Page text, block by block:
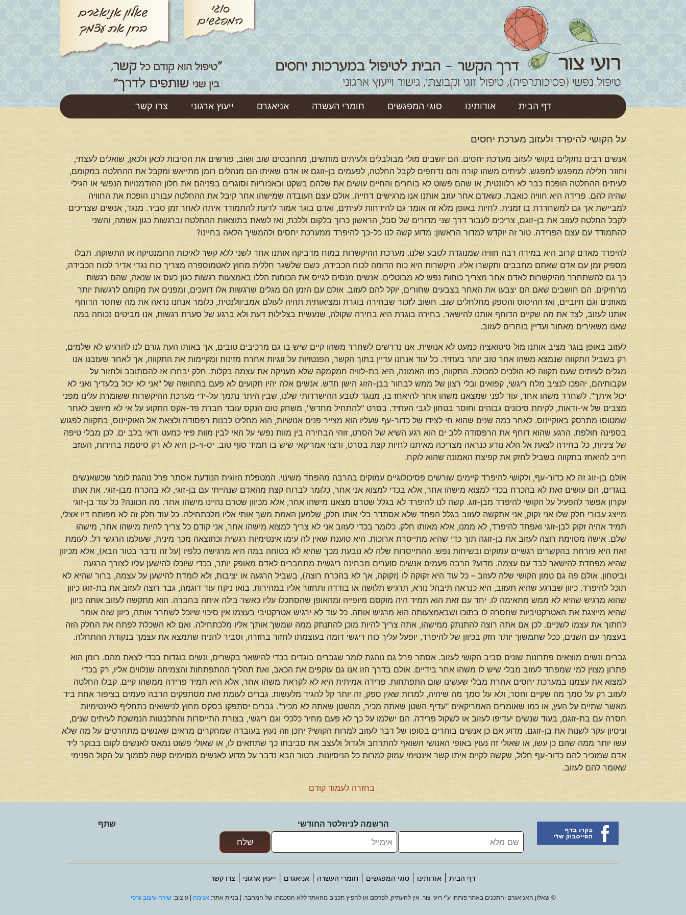
דף הבית אודותינו סוגי המפגשים חומרי העשרה אניאגרם ייעוץ ארגוני צרו קשר
על הקושי להיפרד ולעזוב מערכת יחסים
אנשים רבים נתקלים בקושי לעזוב מערכת יחסים. הם יושבים מולי מבולבלים ולעיתים מותשים, מתחבטים שוב ושוב, פורשים את הסיבות לכאן ולכאן, שואלים לעצתי,
וחוזר חלילה ממפגש למפגש. לעיתים משהו קורה והם נדחפים לקבל החלטה, לפעמים בן-זוגם או אדם שאיתו הם מנהלים רומן מתייאש ומקבל את ההחלטה במקומם,
לעיתים ההחלטה הופכת כבר לא רלוונטית, או שהם פשוט לא בוחרים והחיים עושים את שלהם בשקט ובאכזריות וסוגרים בפניהם את חלון ההזדמנויות הנפשי או הגילי
שהיה להם. פרידה היא חוויה כואבת. כשאדם אחר עוזב אותנו אנו מרגישים דחייה. אולם עצם העובדה שמישהו אחר קיבל את ההחלטה עבורנו הופכת את החוויה
למביישת אך גם למשחררת בו זמנית. לחיות באופן מלא זה אומר גם להידחות לעיתים, ואדם בוגר אמור לדעת להתמודד איתה לאחר זמן סביר. מנגד, אנשים שצריכים
לקבל החלטה לעזוב את בן-זוגם, צריכים לעבור דרך שני מדורים של סבל, הראשון כרוך בלקום וללכת, ואז לשאת בתוצאות ההחלטה וברגשות כגון אשמה, והשני
להתמודד עם עצם הפרידה. טור זה יוקדש למדור הראשון: מדוע קשה לנו כל-כך להיפרד ממערכת יחסים ולהמשיך הלאה בחיינו?
להיפרד מאדם קרוב היא במידה רבה חוויה שמנוגדת לטבע שלנו. מערכת ההיקשרות במוח מדביקה אותנו אחד לשני ללא קשר לאיכות הרומנטיקה או התשוקה. תבלו
מספיק זמן עם אדם שאתם מחבבים ותקשרו אליו. היקשרות היא כוח הדומה לכוח הכבידה, כשם שלשגר חללית מחוץ לאטמוספרה מצריך כוח נגדי אדיר לכוח הכבידה,
כך גם להשתחרר מהיקשרות לאדם אחר מצריך כוחות נפש לא מבוטלים. אנשים מנסים לגייס את הכוחות הללו באמצעות רגשות כגון כעס או שנאה, שהם רגשות
מרחיקים. הם חושבים שאם הם יצבעו את האחר בצבעים שחורים, יוקל להם לעזוב. אולם עם הזמן הם מגלים שרגשות אלו דועכים, ומפנים את מקומם לרגשות יותר
מאוזנים וגם חיוביים, ואז ההיסוס והספק מחלחלים שוב. חשוב לזכור שבחירה בוגרת ומציאותית תהיה לעולם אמביוולנטית, כלומר אנחנו נראה את מה שחסר הדוחף
אותנו לעזוב, לצד את מה שקיים הדוחף אותנו להישאר. בחירה בוגרת היא בחירה שקולה, שנעשית בצלילות דעת ולא ברגע של סערת רגשות, אנו מביטים נכוחה במה
שאנו משאירים מאחור ועדיין בוחרים לעזוב.
לעזוב באופן בוגר מציב אותנו מול סיטואציה כמעט לא אנושית. אנו נדרשים לשחרר משהו קיים שיש בו גם מרכיבים טובים, אך באותו העת גורם לנו להרגיש לא שלמים,
רק בשביל התקווה שנמצא משהו אחר טוב יותר בעתיד. כל עוד אנחנו עדיין בתוך הקשר, הפנטזיות על זוגיות אחרת מזינות ומקיימות את התקווה, אך לאחר שעזבנו אנו
מגלים לעיתים שעם תקווה לא הולכים למכולת. התקווה, כמו האמונה, היא בת-לוויה חמקמקה שלא מעניקה את עצמה בקלות. חלק יבחרו אז להסתובב ולחזור על
עקבותיהם, יהפכו לנציב מלח ריגשי, קפואים ובלי רצון של ממש לבחור בבן-הזוג הישן חדש. אנשים אלה יהיו תקועים לא פעם בתחושה של "אני לא יכול בלעדיך ואני לא
יכול איתך". לשחרר משהו אחד, עוד לפני שמצאנו משהו אחר להיאחז בו, מנוגד לטבע ההישרדותי שלנו, שבין היתר נתמך על-ידי מערכת ההיקשרות ששומרת עלינו מפני
מצבים של אי-ודאות, לקיחת סיכונים גבוהים וחוסר בטחון לגבי העתיד. בסרט "להתחיל מחדש", משחק טום הנקס עובד חברת פד-אקס התקוע על אי לא מיושב לאחר
שמטוסו מתרסק באוקיינוס. לאחר כמה שנים שהוא חי לצידו של כדור-עף שעליו הוא מצייר פנים אנושיות, הוא מחליט לבנות רפסודה ולצאת אל האוקיינוס, בתקווה לפגוש
בספינה חולפת. הרגע שהוא דוחף את הרפסודה ללב ים הוא רגע השיא של הסרט, זוהי הבחירה בין מוות נפשי על האי לבין מוות פיזי כמעט ודאי בלב ים. לכן מבלי טיפה
של ציניות, כל בחירה לצאת אל הלא נודע כנראה מצריכה מאיתנו לחיות קצת בסרט, ורצוי אמריקאי שיש בו תמיד סוף טוב. יס-וי-כן היא לא רק סיסמת בחירות, העוזב
חייב להיאחז בתקווה בשביל לחזק את קפיצת האמונה שהוא לוקח.
אולם בן-זוג זה לא כדור-עף, ולקושי להיפרד קיימים שורשים פסיכולוגיים עמוקים בהרבה מהפחד משינוי. המטפלת הזוגית הנודעת אסתר פרל נוהגת לומר שכשאנשים
בוגדים, הם עושים זאת לא בהכרח בכדי למצוא מישהו אחר, אלא בכדי למצוא אני אחר, כלומר לברוח קצת מהאדם שנהייתי עם בן-זוגי, לא בהכרח מבן-זוגי. את אותו
עקרון אפשר להפעיל על הקושי להיפרד מבן-זוג. קשה לנו להיפרד לא בגלל שטרם מצאנו מישהו אחר, אלא מכיוון שטרם נהיינו מישהו אחר. מה הכוונה? כל עוד בן-זוגי
מייצג עבורי חלק שלו אני זקוק, אני אתקשה לעזוב בגלל הפחד שלא אסתדר בלי אותו חלק, שלמען האמת משך אותי אליו מלכתחילה. כל עוד חלק זה לא מפותח דיו אצלי,
תמיד אהיה זקוק לבן-זוגי ואפחד להיפרד, לא ממנו, אלא מאותו חלק. כלומר בכדי לעזוב אני לא צריך למצוא מישהו אחר, אני קודם כל צריך להיות מישהו אחר, מישהו
שלם. אישה מסוימת רוצה לעזוב את בן-זוגה תוך כדי שהיא מתייסרת ארוכות. היא טוענת שאין לה עימו אינטימיות רגשית וכתוצאה מכך מינית, שעולמו הרגשי דל. לעומת
זאת היא פורחת בהקשרים רגשיים עמוקים ובשיחות נפש. ההתייסרות שלה לא נובעת מכך שהיא לא בטוחה במה היא מרגישה כלפיו (על זה נדבר בטור הבא), אלא מכיוון
שהיא מפחדת להישאר לבד עם עצמה. מדוע? הרבה פעמים אנשים סוערים מבחינה ריגשית מתחברים לאדם מאופק יותר, בכדי שיוכלו להישען עליו לצורך הרגעה
וביטחון. אולם פה גם טמון הקושי שלה לעזוב – כל עוד היא זקוקה לו (זקוקה, אך לא בהכרח רוצה), בשביל הרגעה או יציבות, ולא לומדת להישען על עצמה, ברור שהיא לא
תוכל להיפרד. כיוון שברגע שהיא תעזוב, היא כנראה תיבהל נורא, תרגיש תלושה או בודדה ותחזור אליו במהירות. בואו ניקח עוד דוגמה, גבר רוצה לעזוב את בת-זוגו כיוון
שהוא מרגיש שהיא לא ממש מתאימה לו. יחד עם זאת הוא תמיד היה מוקסם מיופייה ומהאופן שהסתכלו עליו כאשר בילה איתה בחברה. הוא מתקשה לעזוב אותה כיוון
שהיא מייצגת את האטרקטיביות שחסרה לו בתוכו ושבאמצעותה הוא מרגיש אותה. כל עוד לא ירגיש אטרקטיבי בעצמו אין סיכוי שיוכל לשחרר אותה, כיוון שזה אומר
לחתוך את עצמו לשניים. לכן אם אתה רוצה להתנתק ממישהו, אתה צריך להיות מוכן להתנתק ממה שמשך אותך אליו מלכתחילה. ואם לא השכלת לפתח את החלק הזה
בעצמך עם השנים, ככל שתמשוך יותר חזק בכיוון של להיפרד, יופעל עליך כוח ריגשי דומה בעוצמתו לחזור בחזרה, וסביר להניח שתמצא את עצמך בנקודת ההתחלה.
גברים ונשים מוצאים פתרונות שונים סביב הקושי לעזוב. אסתר פרל גם נוהגת לומר שגברים בוגדים בכדי להישאר בקשרים, ונשים בוגדות בכדי לצאת מהם. רומן הוא
פתרון מצוין למי שמפחד לעזוב מבלי שיש לו משהו אחר בידיים. אולם בדרך הזו אנו גם עוקפים את הכאב, ואת תהליך ההתפתחות והצמיחה שנלווים אליו, רק בכדי
למצוא את עצמנו במערכת יחסים אחרת מבלי שעשינו שום התפתחות. פרידה אמיתית היא לא לקראת משהו אחר, אלא היא תמיד פרידה ממשהו קיים. קבלו החלטה
לעזוב רק על סמך מה שקיים וחסר, ולא על סמך מה שיהיה, למרות שאין ספק, זה יותר קל להגיד מלעשות. גברים לעומת זאת מסתפקים הרבה פעמים בציפור אחת ביד
מאשר שתיים על העץ, או כמו שאומרים האמריקאים "עדיף השטן שאתה מכיר, מהשטן שאתה לא מכיר". גברים יסתפקו בסקס מחוץ לנישואים כתחליף לאינטימיות
חסרה עם בת-זוגם, בעוד שנשים יעדיפו לעזוב או לשקול פרידה. הם ישלמו על כך לא פעם מחיר כלכלי וגם ריגשי, בצורת התייסרות והתלבטות הנמשכת לעיתים שנים,
וניסיון עקר לשנות את בן-זוגם. מדוע אם כן אנשים בוחרים בסופו של דבר לעזוב למרות הקושי? יתכן וזה נעוץ בעובדה שמחקרים מראים שאנשים מתחרטים על מה שלא
עשו יותר ממה שהם כן עשו, או שאולי זה נעוץ באופי האנושי השואף להתרחב ולגדול ולעצב את סביבתו כך שתתאים לו, או שאולי פשוט נמאס לאנשים לקום בבוקר ליד
אדם שמזכיר להם כדור-עף חלול, שקשה לקיים איתו קשר אינטימי עמוק למרות כל הניסיונות. בטור הבא נדבר על מדוע לאנשים מסוימים קשה לסמוך על הקול הפנימי
שאומר להם לעזוב.
בחזרה לעמוד קודם
הרשמה לניוזלטר החודשי שתף
דף הבית |אודותינו |סוגי המפגשים חומרי העשרה |אניאגרם ייעוץ ארגוני צרו קשר
© שאלון האניאגרם והתכנים באתר פותחו ע"י רועי צור. אין להעתיק, לפרסם או להפיץ תכנים מהאתר ללא הסכמתו של המחבר. | בניית אתר: אנימה | עיצוב:שירה עיצוב גרפי